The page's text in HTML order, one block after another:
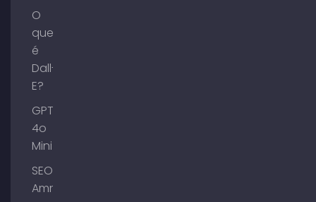
O
que
é
Dall-
E?
GPT-
4o
Mini
SEO
Ammersee